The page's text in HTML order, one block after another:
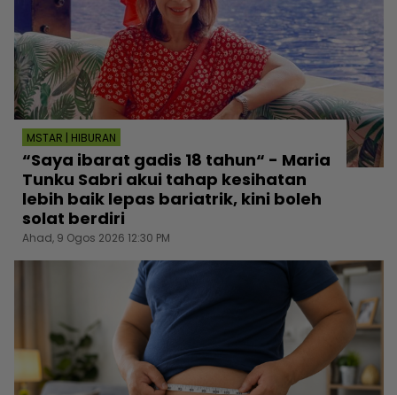
MSTAR | HIBURAN
“Saya ibarat gadis 18 tahun“ - Maria
Tunku Sabri akui tahap kesihatan
lebih baik lepas bariatrik, kini boleh
solat berdiri
Ahad, 9 Ogos 2026 12:30 PM